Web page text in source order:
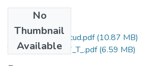
No
Thumbnail
Available
Grado de Similitud.pdf(10.87 MB)
T036_70139997_T_.pdf(6.59 MB)